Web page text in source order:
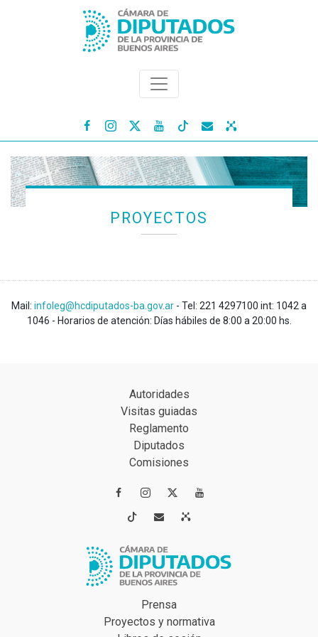
   
PROYECTOS
Mail: infoleg@hcdiputados-ba.gov.ar - Tel: 221 4297100 int: 1042 a
1046 - Horarios de atención: Días hábiles de 8:00 a 20:00 hs.
Autoridades
Visitas guiadas
Reglamento
Diputados
Comisiones
 
 
Prensa
Proyectos y normativa